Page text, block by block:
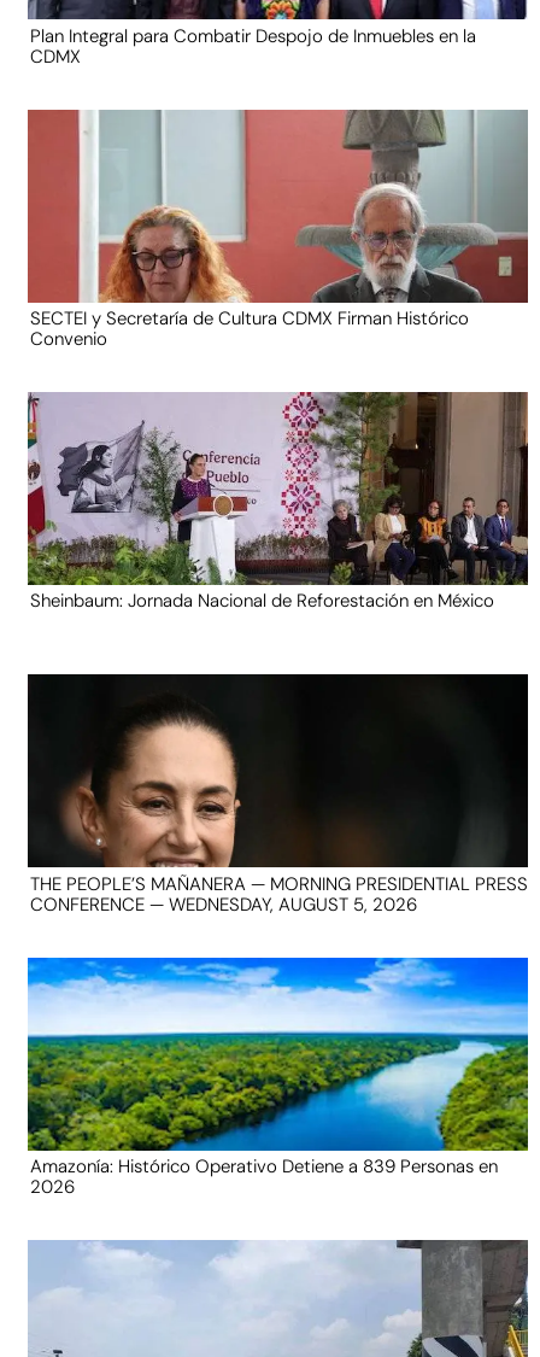
Plan Integral para Combatir Despojo de Inmuebles en la
CDMX
SECTEI y Secretaría de Cultura CDMX Firman Histórico
Convenio
Sheinbaum: Jornada Nacional de Reforestación en México
THE PEOPLE’S MAÑANERA — MORNING PRESIDENTIAL PRESS
CONFERENCE — WEDNESDAY, AUGUST 5, 2026
Amazonía: Histórico Operativo Detiene a 839 Personas en
2026